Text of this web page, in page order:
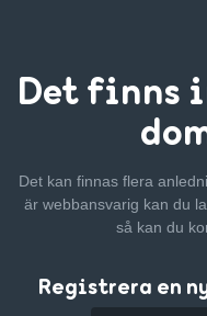
Det finns
Det kan finnas flera
är webbansvarig kan du
så kan du
Registrera en